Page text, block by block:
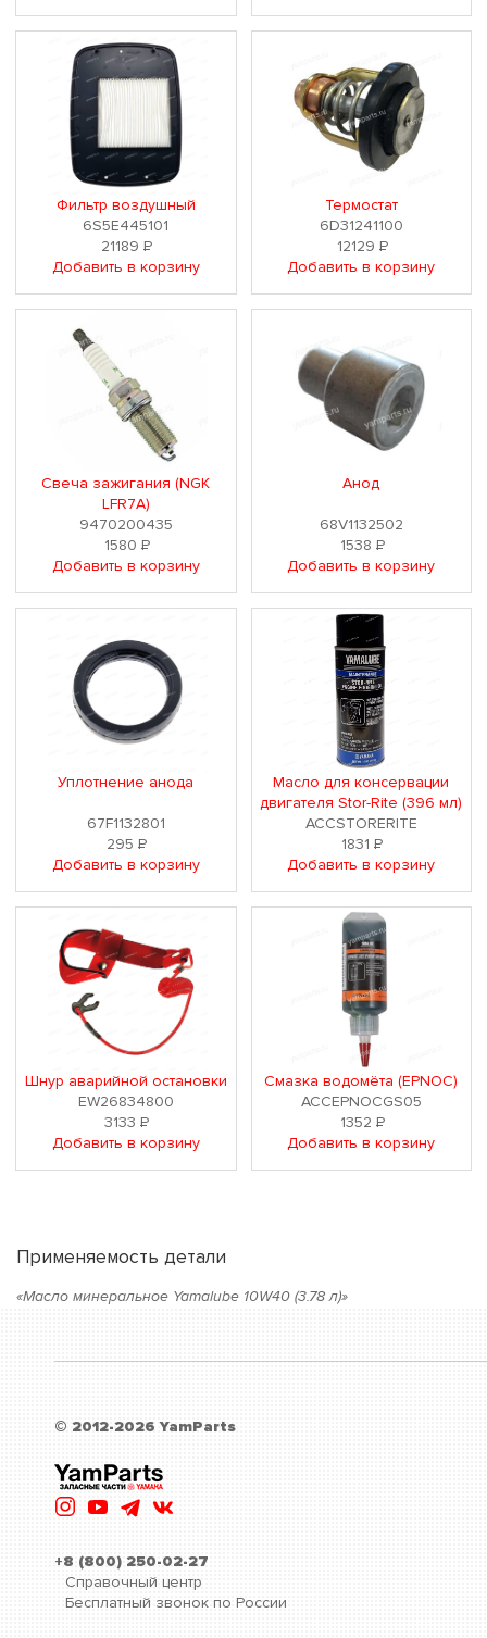
Фильтр воздушный
6S5E445101
21189Р
Добавить в корзину
Термостат
6D31241100
12129 Р
Добавить в корзину
Свеча зажигания (NGK
LFR7A)
9470200435
1580 Р
Добавить в корзину
Анод
68V1132502
1538 Р
Добавить в корзину
Уплотнение анода
67F1132801
295Р
Добавить в корзину
Масло для консервации
двигателя Stor-Rite (396 мл)
ACCSTORERITE
1831Р
Добавить в корзину
Шнур аварийной остановки
EW26834800
3133Р
Добавить в корзину
Смазка водомёта (EPNOC)
ACCEPNOCGS05
1352 Р
Добавить в корзину
Применяемость детали
«Масло минеральное Yamalube 10W40 (3.78 л)»
© 2012-2026 YamParts
+8 (800) 250-02-27
Справочный центр
Бесплатный звонок по России